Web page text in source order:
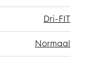
Dri-FIT
Normaal